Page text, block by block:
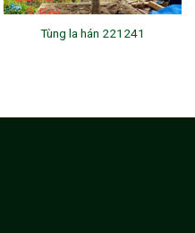
Tùng la hán 221241